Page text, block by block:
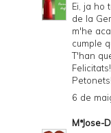
Ei, ja ho
de la
m'he
cumple
T'han
Felicitats!
Petonets!
6 de
MªJose-